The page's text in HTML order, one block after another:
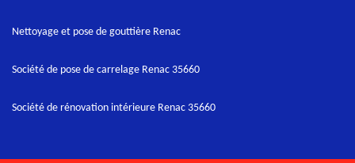
Nettoyage et pose de gouttière Renac
Société de pose de carrelage Renac 35660
Société de rénovation intérieure Renac 35660